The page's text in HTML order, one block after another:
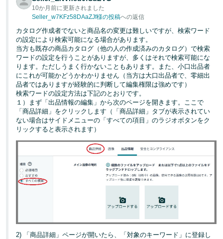
10か月前に更新されました
Seller_w7KFz58DAaZJf様の投稿への返信
カタログ作成者でないと商品名の変更は難しいですが、検索ワード
の設定により検索可能になる場合があります。
当方も既存の商品カタログ（他の人の作成済みのカタログ）で検索
ワードの設定を行うことがありますが、多くはそれで検索可能にな
ります。ただしうまく行かないこともあります。また、小口出品者
にこれが可能かどうかわかりません（当方は大口出品者で、零細出
品者ではありますが経験的に判断して編集権限は強めです）
検索ワードの設定方法は下記のとおりです。
１）まず「出品情報の編集」から次のページを開きます。ここで
「商品詳細」をクリックします（「商品詳細」タブが表示されてい
ない場合はサイドメニューの「すべての項目」のラジオボタンをク
リックすると表示されます）
2) 「商品詳細」ページが開いたら、「対象のキーワード」に登録し